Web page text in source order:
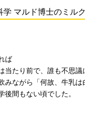
学 マルド博士のミル
ば
当たり前で、誰も不思議
みながら「何故、牛乳
後間もない頃でした。